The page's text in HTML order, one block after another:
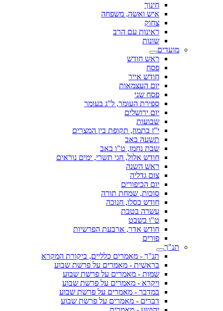
חינוך
איש ואשה, משפחה
צחוק
ראינות עם הרב
שונות
מועדים
ראש חודש
פסח
חודש אייר
יום העצמאות
פסח שני
ספירת העומר, ל"ג בעומר
יום ירושלים
שבועות
י"ז בתמוז, תקופת בין המצרים
תשעה באב
שבת נחמו, ט"ו באב
חודש אלול, חגי תשרי, ימים נוראים
ראש השנה
צום גדליה
יום הכיפורים
סוכות, שמחת תורה
חודש כסלו, חנוכה
עשרה בטבת
ט"ו בשבט
חודש אדר, ארבעת הפרשיות
פורים
תנ"ך
תנ"ך - מאמרים כלליים, ביקורת המקרא
בראשית - מאמרים על פרשת שבוע
שמות - מאמרים על פרשת שבוע
ויקרא - מאמרים על פרשת שבוע
במדבר - מאמרים על פרשת שבוע
דברים - מאמרים על פרשת שבוע